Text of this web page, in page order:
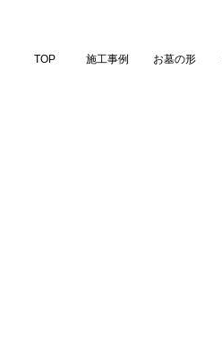
TOP 施工事例 お墓の形